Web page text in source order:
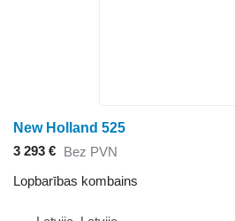
New Holland 525
3 293 € Bez PVN
Lopbarības kombains